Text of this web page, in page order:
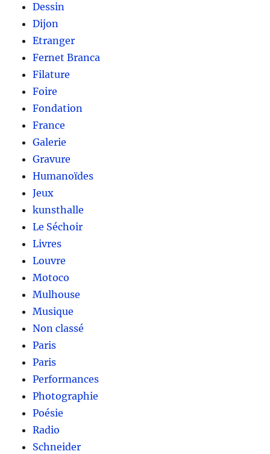
Dessin
Dijon
Etranger
Fernet Branca
Filature
Foire
Fondation
France
Galerie
Gravure
Humanoïdes
Jeux
kunsthalle
Le Séchoir
Livres
Louvre
Motoco
Mulhouse
Musique
Non classé
Paris
Paris
Performances
Photographie
Poésie
Radio
Schneider